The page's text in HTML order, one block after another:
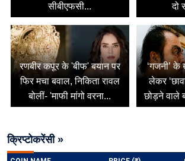
सीबीएफसी...
दो
रणबीर कपूर के 'बीफ' बयान पर
फिर मचा बवाल, निकिता रावल
बोलीं- 'माफी मांगो वरना...
‘गजनी’
लेकर
छोड़ने वाले
क्रिप्टोकरेंसी »